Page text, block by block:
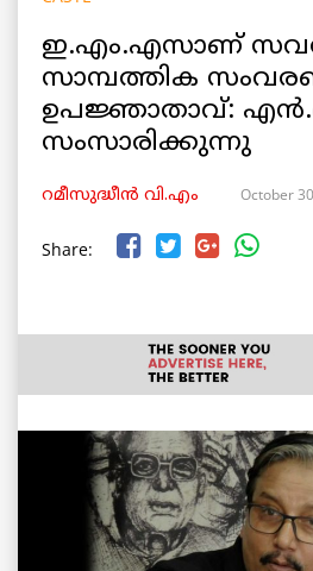
ഇ.എം.എസാണ്
സാമ്പത്തിക
ഉപജ്ഞാതാവ്:
സംസാരിക്കുന്നു
റമീസുദ്ധീൻ വി.എം October
Share: